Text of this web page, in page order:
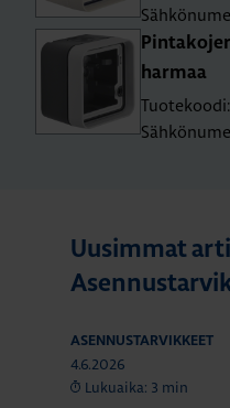
har­maa
Uusimmat
ASENNUSTARVIKKEET
4.6.2026
Lukuaika: 3 min